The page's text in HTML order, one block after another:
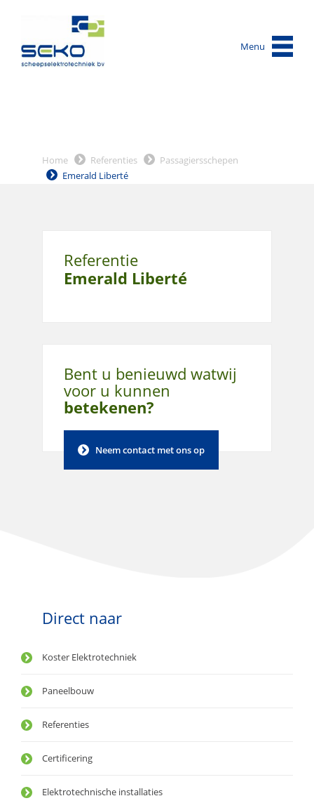
Menu
Home Referenties
Passagiersschepen
Emerald Liberté
Referentie
Emerald Liberté
Bent u benieuwd watwij
voor u kunnen
betekenen?
Neem contact met ons op
Direct naar
Koster Elektrotechniek
Paneelbouw
Referenties
Certificering
Elektrotechnische installaties